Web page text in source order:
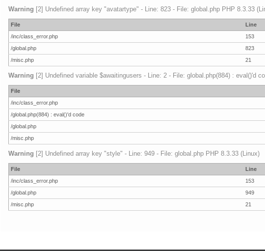
Warning [2] Undefined array key "avatartype" - Line: 823 - File: global.php PHP 8.3.33
File Line
/inc/class_error.php
153
/global.php
823
/misc.php
21
Warning [2] Undefined variable $awaitingusers - Line: 2 - File: global.php(884) : eval()'d
File
/inc/class_error.php
/global.php(884) : eval()'d code
/global.php
/misc.php
Warning [2] Undefined array key "style" - Line: 949 - File: global.php PHP 8.3.33 (Linux)
File Line
/inc/class_error.php
153
/global.php
949
/misc.php
21